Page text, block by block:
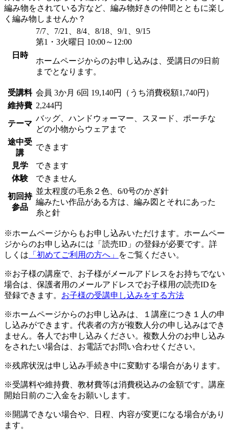
編み物をされている方など、編み物好きの仲間とともに楽し
く編み物しませんか？
日時
7/7、7/21、8/4、8/18、9/1、9/15
第1・3火曜日 10:00～12:00
ホームページからのお申し込みは、受講日の9日前
までとなります。
受講料 会員 3か月 6回 19,140円（うち消費税額1,740円）
維持費 2,244円
テーマ
バッグ、ハンドウォーマー、スヌード、ポーチな
どの小物からウェアまで
途中受
講
できます
見学
できます
体験
できません
初回持
参品
並太程度の毛糸２色、6/0号のかぎ針
編みたい作品がある方は、編み図とそれにあった
糸と針
※ホームページからもお申し込みいただけます。ホームペー
ジからのお申し込みには「読売ID」の登録が必要です。詳
しくは 「初めてご利用の方へ」 をご覧ください。
※お子様の講座で、お子様がメールアドレスをお持ちでない
場合は、保護者用のメールアドレスでお子様用の読売IDを
登録できます。 お子様の受講申し込みをする方法
※ホームページからのお申し込みは、１講座につき１人の申
し込みができます。代表者の方が複数人分の申し込みはでき
ません。各人でお申し込みください。複数人分のお申し込み
をされたい場合は、お電話でお問い合わせください。
※残席状況は申し込み手続き中に変動する場合があります。
※受講料や維持費、教材費等は消費税込みの金額です。講座
開始日前のご入金をお願いします。
※開講できない場合や、日程、内容が変更になる場合があり
ます。